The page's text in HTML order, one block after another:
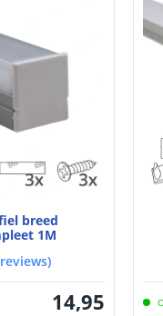
breed
1M
reviews)
14,95